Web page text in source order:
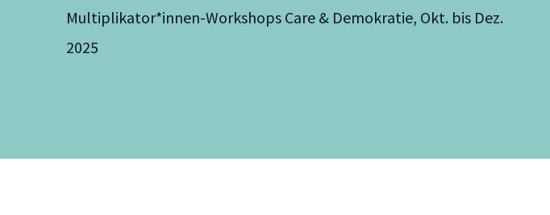
Multiplikator*innen-Workshops Care & Demokratie, Okt. bis Dez.
2025